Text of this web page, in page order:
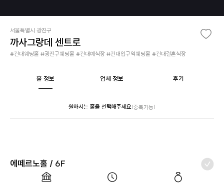
서울특별시 광진구
까사그랑데 센트로
#건대웨딩홀 #광진구웨딩홀 #건대예식장 #건대입구역웨딩홀 #건대결혼식장
홀 정보 업체 정보 후기
원하시는 홀을 선택해주세요(중복가능)
에떼르노홀 / 6F